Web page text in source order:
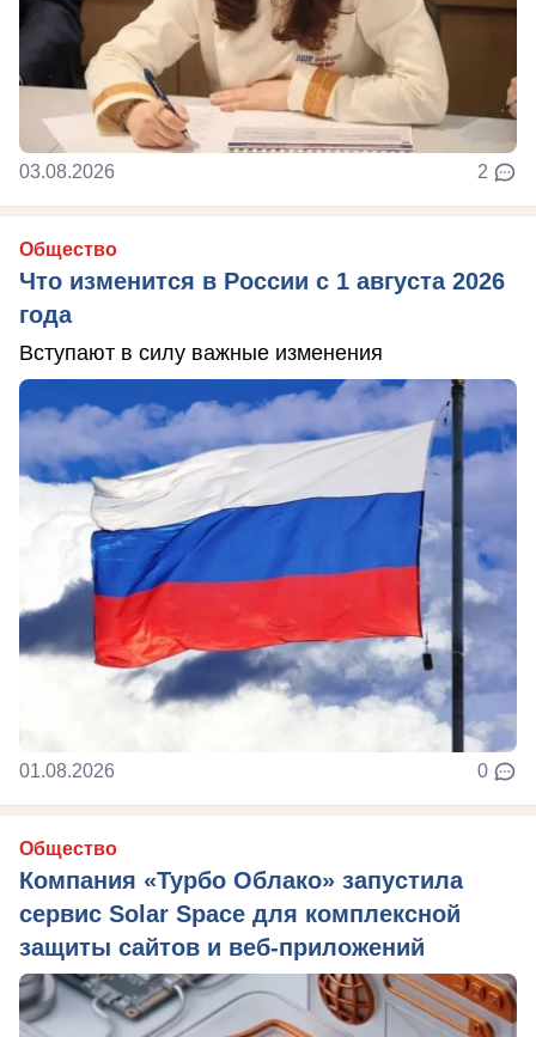
03.08.2026 2
Общество
Что изменится в России с 1 августа 2026
года
Вступают в силу важные изменения
01.08.2026 0
Общество
Компания «Турбо Облако» запустила
сервис Solar Space для комплексной
защиты сайтов и веб-приложений